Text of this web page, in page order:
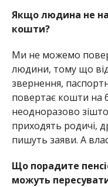
Якщо людина не
кошти?
Ми не можемо
людини, тому що
звернення,
повертає кошти на
неодноразово
приходять родичі,
пишуть заяви. А
Що порадите
можуть